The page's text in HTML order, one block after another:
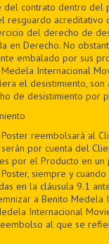
contrato dentro
resguardo
del derecho de
en Derecho. No
embalado por sus
Internacional
el desistimiento,
de desistimiento por
reembolsará al
por cuenta del
por el Producto en
siempre y
en la cláusula 9.1
a Benito
Internacional
al que se